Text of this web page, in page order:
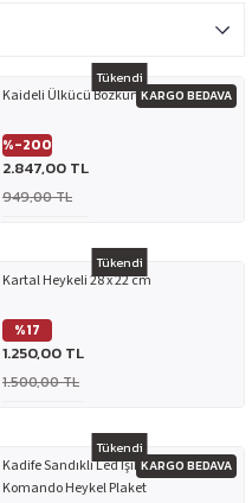
Tükendi
KARGO BEDAVA
Kaideli Ülkücü Bozkurt Heykeli 18 cm
%-200
2.847,00 TL
949,00 TL
Tükendi
Kartal Heykeli 28 x 22 cm
%17
1.250,00 TL
1.500,00 TL
Tükendi
KARGO BEDAVA
Kadife Sandıklı Led Işıklı Mavi Bereli
Komando Heykel Plaket